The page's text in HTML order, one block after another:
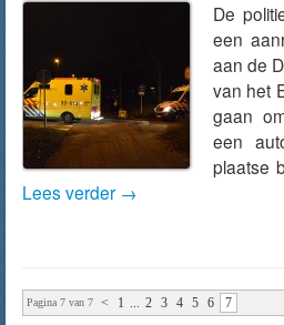
De
een
aan de
van het
gaan
een
plaatse
Lees verder →
Pagina 7 van 7 < 1 ... 2 3 4 5 6 7